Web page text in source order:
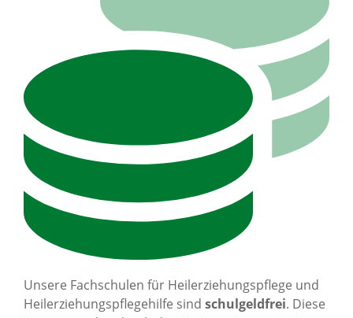
Unsere Fachschulen für Heilerziehungspflege und
Heilerziehungspflegehilfe sind schulgeldfrei. Diese